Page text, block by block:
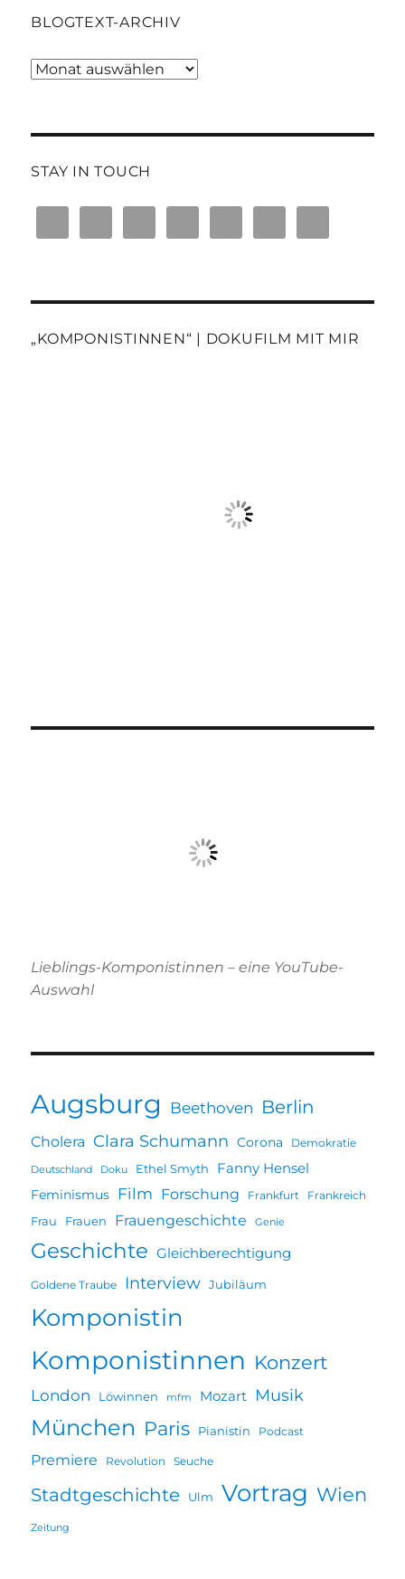
BLOGTEXT-ARCHIV
Blogtext-
STAY IN TOUCH
„KOMPONISTINNEN“ | DOKUFILM MIT MIR
Lieblings-Komponistinnen – eine YouTube-
Auswahl
Augsburg Beethoven Berlin
Cholera Clara Schumann Corona Demokratie
Deutschland Doku Ethel Smyth Fanny Hensel
Feminismus Film Forschung Frankfurt Frankreich
Frau Frauen Frauengeschichte Genie
Geschichte Gleichberechtigung
Goldene Traube Interview Jubiläum
Komponistin
Komponistinnen Konzert
London Löwinnen mfm Mozart Musik
München Paris Pianistin Podcast
Premiere Revolution Seuche
Stadtgeschichte Ulm Vortrag Wien
Zeitung